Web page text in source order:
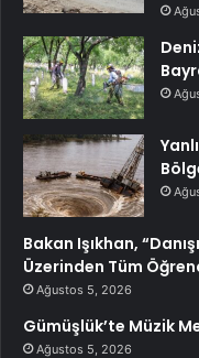
Bakan Işıkhan,
Üzerinden Tüm
Ağustos 5, 2026
Gümüşlük’te Müzik
Ağustos 5, 2026